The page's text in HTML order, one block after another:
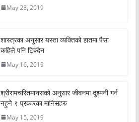
May 28, 2019
शास्त्रका अनुसार यस्ता व्यक्तिको हातमा पैसा
कहिले पनि टिक्दैन
May 16, 2019
श्रीरामचरितमानसको अनुसार जीवनमा दुश्मनी गर्न
नहुने ९ प्रकारका मानिसहरु
May 15, 2019